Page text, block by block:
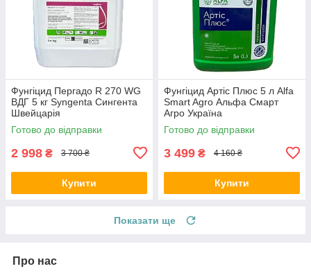
Фунгіцид Пергадо R 270 WG
ВДГ 5 кг Syngenta Сингента
Швейцарія
Готово до відправки
2 998 ₴ 3 700 ₴
Купити
Фунгіцид Артіс Плюс 5 л Alfa
Smart Agro Альфа Смарт
Агро Україна
Готово до відправки
3 499 ₴ 4 160 ₴
Купити
Показати ще
Про нас